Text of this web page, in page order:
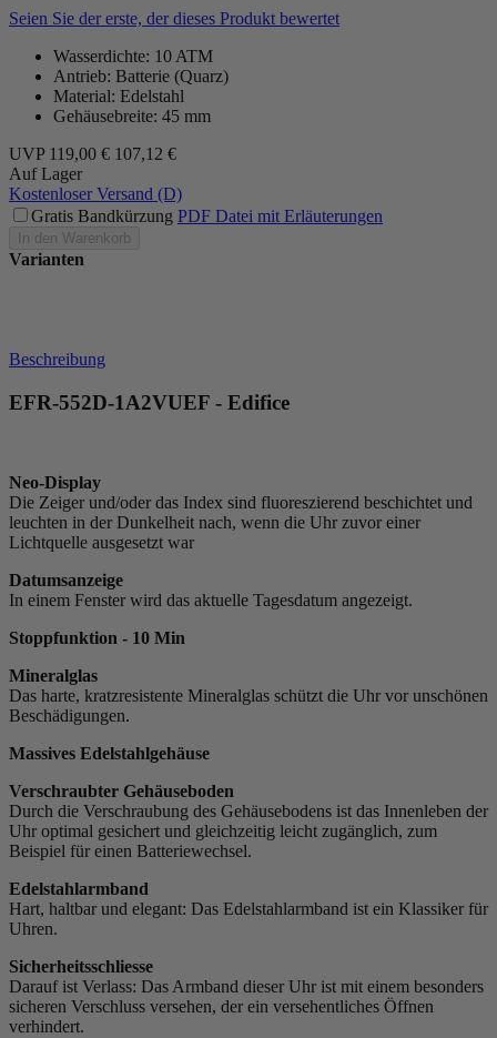
Seien Sie der erste, der dieses Produkt bewertet
Wasserdichte: 10 ATM
Antrieb: Batterie (Quarz)
Material: Edelstahl
Gehäusebreite: 45 mm
UVP 119,00 € 107,12 €
Auf Lager
Kostenloser Versand (D)
Gratis Bandkürzung PDF Datei mit Erläuterungen
In den Warenkorb
Varianten
Beschreibung
EFR-552D-1A2VUEF - Edifice
Neo-Display
Die Zeiger und/oder das Index sind fluoreszierend beschichtet und
leuchten in der Dunkelheit nach, wenn die Uhr zuvor einer
Lichtquelle ausgesetzt war
Datumsanzeige
In einem Fenster wird das aktuelle Tagesdatum angezeigt.
Stoppfunktion - 10 Min
Mineralglas
Das harte, kratzresistente Mineralglas schützt die Uhr vor unschönen
Beschädigungen.
Massives Edelstahlgehäuse
Verschraubter Gehäuseboden
Durch die Verschraubung des Gehäusebodens ist das Innenleben der
Uhr optimal gesichert und gleichzeitig leicht zugänglich, zum
Beispiel für einen Batteriewechsel.
Edelstahlarmband
Hart, haltbar und elegant: Das Edelstahlarmband ist ein Klassiker für
Uhren.
Sicherheitsschliesse
Darauf ist Verlass: Das Armband dieser Uhr ist mit einem besonders
sicheren Verschluss versehen, der ein versehentliches Öffnen
verhindert.